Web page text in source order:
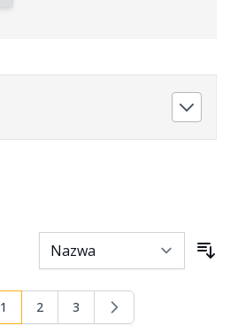
Aktualnie czytasz stronę
1 Strona
2 Strona
3